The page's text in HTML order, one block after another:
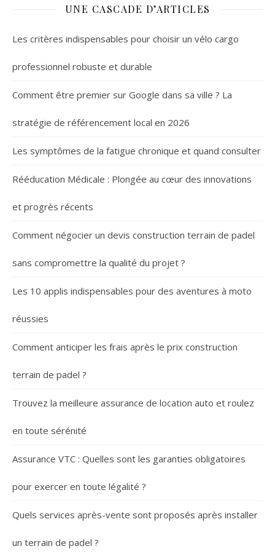
UNE CASCADE D’ARTICLES
Les critères indispensables pour choisir un vélo cargo
professionnel robuste et durable
Comment être premier sur Google dans sa ville ? La
stratégie de référencement local en 2026
Les symptômes de la fatigue chronique et quand consulter
Rééducation Médicale : Plongée au cœur des innovations
et progrès récents
Comment négocier un devis construction terrain de padel
sans compromettre la qualité du projet ?
Les 10 applis indispensables pour des aventures à moto
réussies
Comment anticiper les frais après le prix construction
terrain de padel ?
Trouvez la meilleure assurance de location auto et roulez
en toute sérénité
Assurance VTC : Quelles sont les garanties obligatoires
pour exercer en toute légalité ?
Quels services après-vente sont proposés après installer
un terrain de padel ?